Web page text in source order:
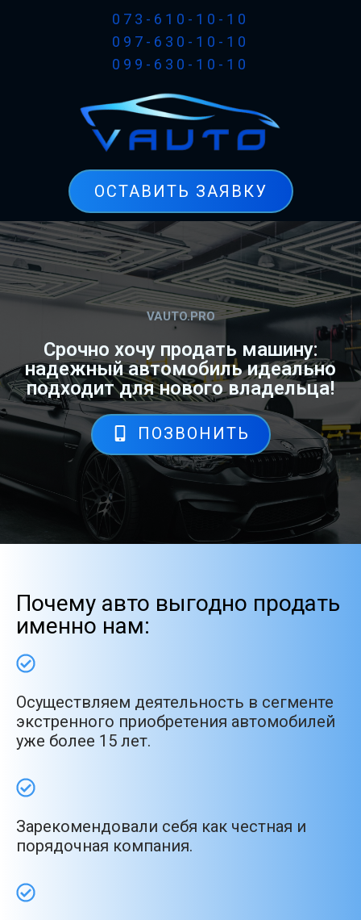
073-610-10-10
097-630-10-10
099-630-10-10
ОСТАВИТЬ ЗАЯВКУ
VAUTO.PRO
Срочно хочу продать машину:
надежный автомобиль идеально
подходит для нового владельца!
ПОЗВОНИТЬ
Почему авто выгодно продать
именно нам:
Осуществляем деятельность в сегменте
экстренного приобретения автомобилей
уже более 15 лет.
Зарекомендовали себя как честная и
порядочная компания.